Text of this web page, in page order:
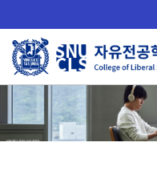
로
메